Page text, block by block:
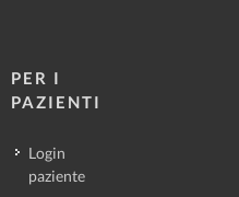
PER I
PAZIENTI
Login
paziente